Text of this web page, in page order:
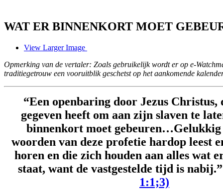
WAT ER BINNENKORT MOET
View Larger Image
Opmerking van de vertaler: Zoals gebruikelijk wordt er op e-
traditiegetrouw een vooruitblik geschetst op het aankomende
“Een openbaring door Jezus Christus,
gegeven heeft om aan zijn slaven te
binnenkort moet gebeuren…Gelukkig
woorden van deze profetie hardop leest
horen en die zich houden aan alles wat
staat, want de vastgestelde tijd is
1:1;3)